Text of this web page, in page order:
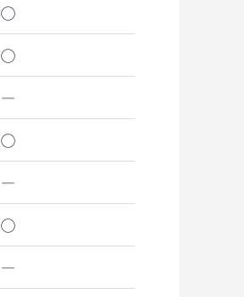
◯
◯
―
◯
―
◯
―